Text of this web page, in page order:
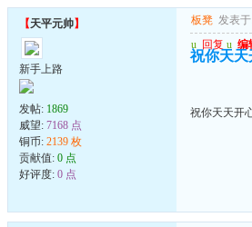
【天平元帅】
新手上路
发帖: 1869
威望: 7168 点
铜币: 2139 枚
贡献值: 0 点
好评度: 0 点
板凳 发表于
u 回复 u 编
祝你天天
祝你天天开